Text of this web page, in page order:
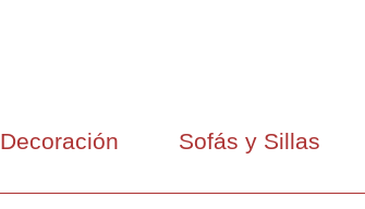
Decoración Sofás y Sillas